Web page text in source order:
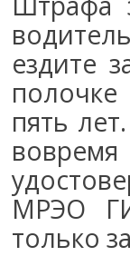
ездите
пять
МРЭО
только